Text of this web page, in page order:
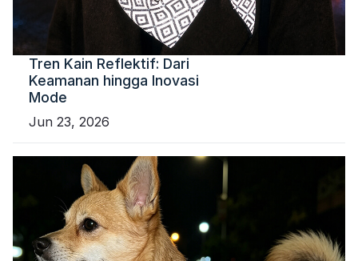
Tren Kain Reflektif: Dari
Keamanan hingga Inovasi
Mode
Jun 23, 2026